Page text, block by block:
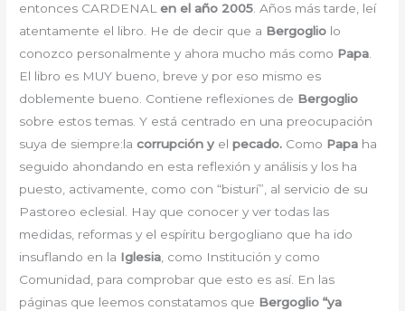
entonces CARDENALen el año 2005. Años más tarde, leí
atentamente el libro. He de decir que a Bergoglio lo
conozco personalmente y ahora mucho más como Papa.
El libro es MUY bueno, breve y por eso mismo es
doblemente bueno. Contiene reflexiones de Bergoglio
sobre estos temas. Y está centrado en una preocupación
suya de siempre:lacorrupción y elpecado. Como Papa ha
seguido ahondando en esta reflexión y análisis y los ha
puesto, activamente, como con “bisturí”, al servicio de su
Pastoreo eclesial. Hay que conocer y ver todas las
medidas, reformas y el espíritu bergogliano que ha ido
insuflando en la Iglesia, como Institución y como
Comunidad, para comprobar que esto es así. En las
páginas que leemos constatamos que Bergoglio “ya